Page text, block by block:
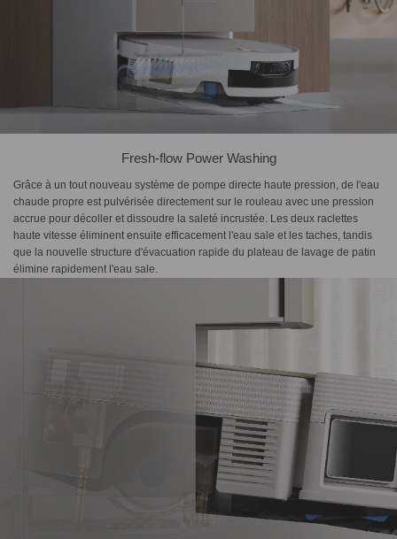
Fresh-flow Power Washing
Grâce à un tout nouveau système de pompe directe haute pression, de l'eau
chaude propre est pulvérisée directement sur le rouleau avec une pression
accrue pour décoller et dissoudre la saleté incrustée. Les deux raclettes
haute vitesse éliminent ensuite efficacement l'eau sale et les taches, tandis
que la nouvelle structure d'évacuation rapide du plateau de lavage de patin
élimine rapidement l'eau sale.